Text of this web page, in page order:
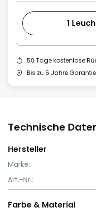
1
50 Tage kostenlose
Bis zu 5 Jahre Garantie
Technische
Hersteller
Marke:
Art.-Nr.:
Farbe & Material